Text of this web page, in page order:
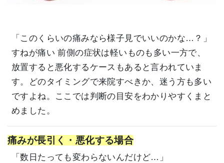
「このくらいの痛みなら様子見でいいのかな…？」
すねが痛い 前側の症状は軽いものも多い一方で、
放置すると悪化するケースもあると言われていま
す。どのタイミングで来院すべきか、迷う方も多い
ですよね。ここでは判断の目安をわかりやすくまと
めました。
痛みが長引く・悪化する場合
「数日たっても変わらないんだけど…」